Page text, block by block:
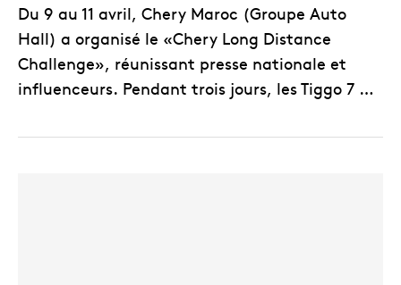
Du 9 au 11 avril, Chery Maroc (Groupe Auto
Hall) a organisé le «Chery Long Distance
Challenge», réunissant presse nationale et
influenceurs. Pendant trois jours, les Tiggo 7 …